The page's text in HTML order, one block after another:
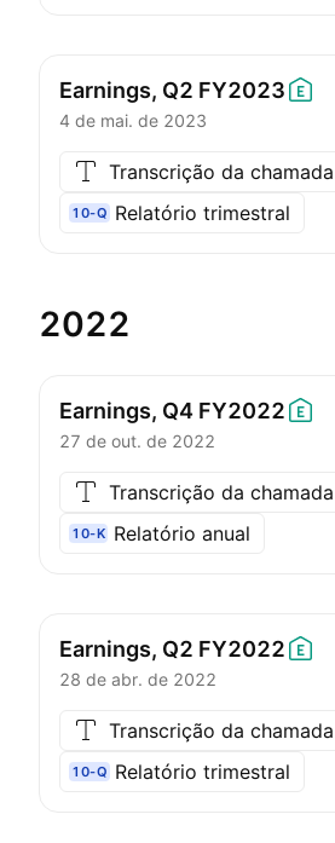
Earnings, Q2 FY2023
4 de mai. de 2023
Transcrição da chamada
10-Q Relatório trimestral
2022
Earnings, Q4 FY2022
27 de out. de 2022
Transcrição da chamada
10-K Relatório anual
Earnings, Q2 FY2022
28 de abr. de 2022
Transcrição da chamada
10-Q Relatório trimestral